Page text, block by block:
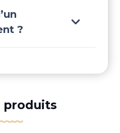
?
produits